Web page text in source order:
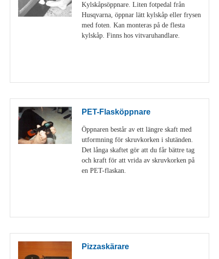
Kylskåpsöppnare. Liten fotpedal från
Husqvarna, öppnar lätt kylskåp eller frysen
med foten. Kan monteras på de flesta
kylskåp. Finns hos vitvaruhandlare.
PET-Flasköppnare
Öppnaren består av ett längre skaft med
utformning för skruvkorken i slutänden.
Det långa skaftet gör att du får bättre tag
och kraft för att vrida av skruvkorken på
en PET-flaskan.
Pizzaskärare